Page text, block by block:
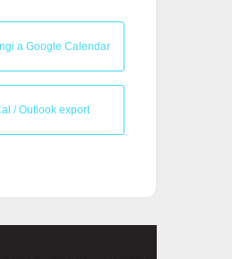
a Google Calendar
/ Outlook export